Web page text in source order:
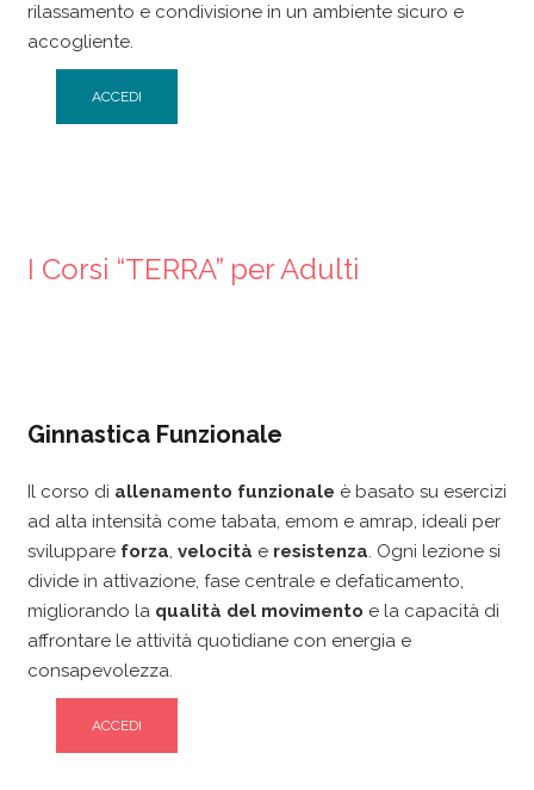
rilassamento e condivisione in un ambiente sicuro e
accogliente.
ACCEDI
I Corsi “TERRA” per Adulti
Ginnastica Funzionale
Il corso di allenamento funzionale è basato su esercizi
ad alta intensità come tabata, emom e amrap, ideali per
sviluppare forza, velocità e resistenza. Ogni lezione si
divide in attivazione, fase centrale e defaticamento,
migliorando la qualità del movimento e la capacità di
affrontare le attività quotidiane con energia e
consapevolezza.
ACCEDI